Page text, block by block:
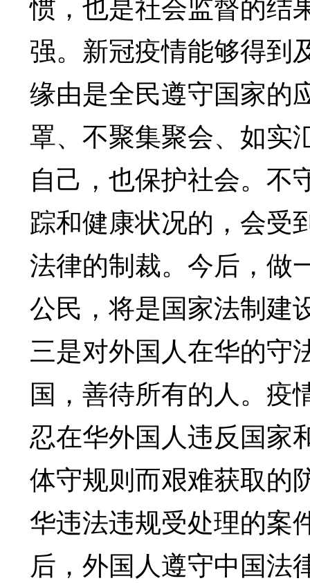
强。新冠疫情能够得到
缘由是全民遵守国家的
罩、不聚集聚会、如实
自己，也保护社会。不
踪和健康状况的，会受
法律的制裁。今后，做
公民，将是国家法制建
三是对外国人在华的守
国，善待所有的人。疫
忍在华外国人违反国家
体守规则而艰难获取的
华违法违规受处理的案
后，外国人遵守中国法